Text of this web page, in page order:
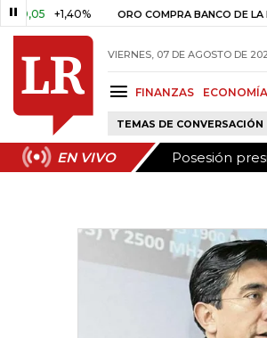
+1,40% ORO COMPRA BANCO DE LA
VIERNES, 07 DE AGOSTO DE
FINANZAS ECONOMÍA
TEMAS DE CONVERSACIÓN
EN VIVO Posesión
EN VIVO Posesión